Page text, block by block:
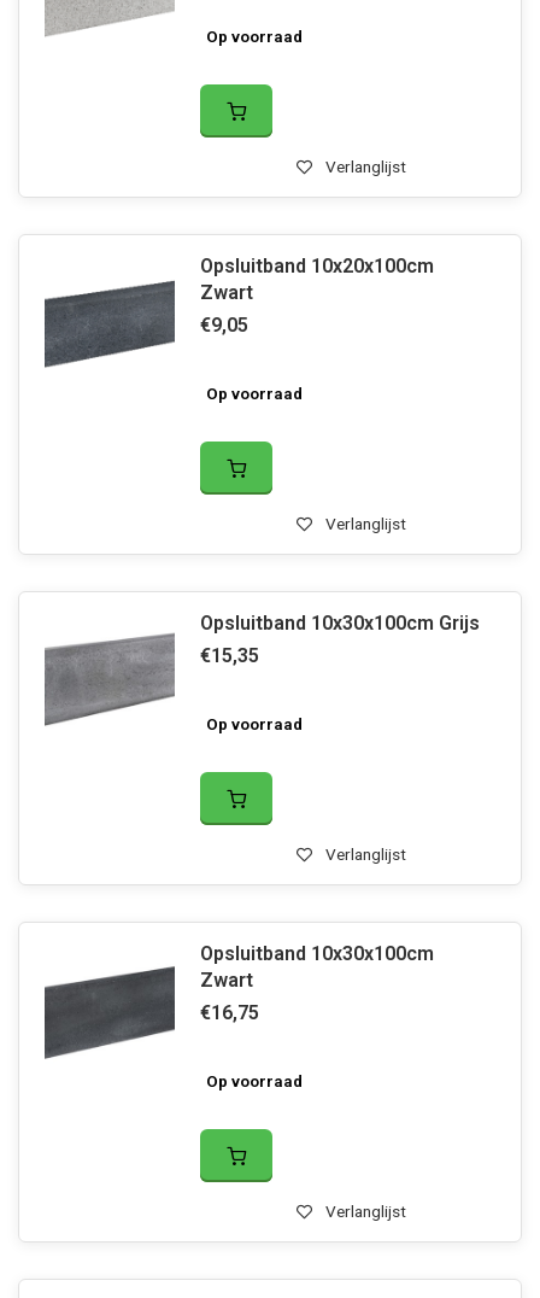
Op voorraad
Verlanglijst
Opsluitband 10x20x100cm
Zwart
€9,05
Op voorraad
Verlanglijst
Opsluitband 10x30x100cm Grijs
€15,35
Op voorraad
Verlanglijst
Opsluitband 10x30x100cm
Zwart
€16,75
Op voorraad
Verlanglijst